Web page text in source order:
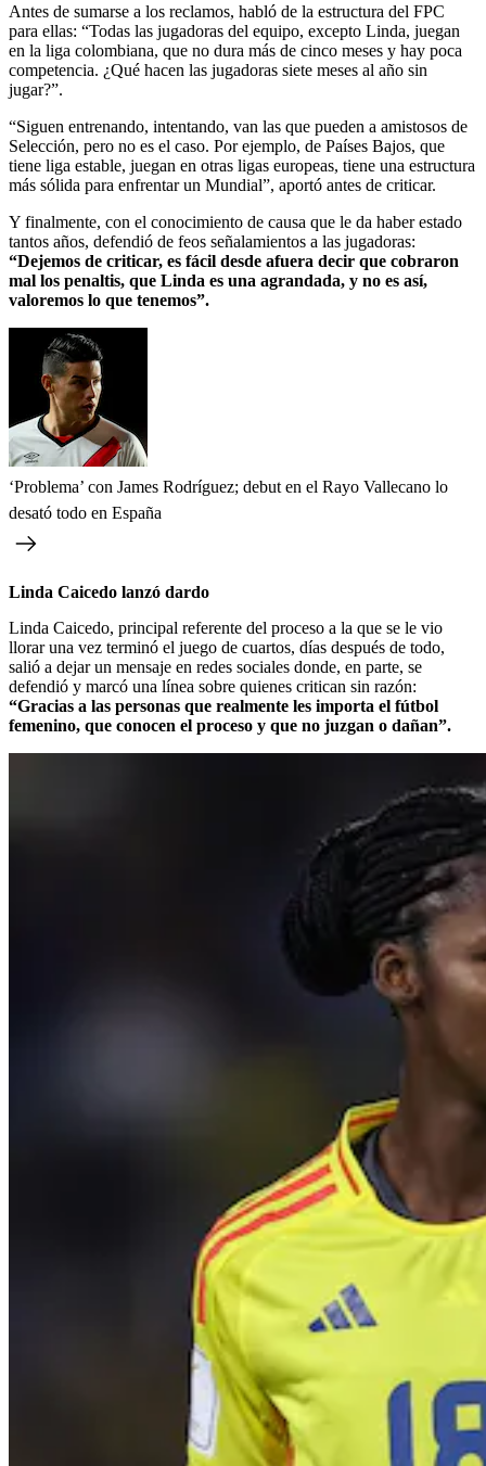
Antes de sumarse a los reclamos, habló de la estructura del FPC
para ellas: “Todas las jugadoras del equipo, excepto Linda, juegan
en la liga colombiana, que no dura más de cinco meses y hay poca
competencia. ¿Qué hacen las jugadoras siete meses al año sin
jugar?”.
“Siguen entrenando, intentando, van las que pueden a amistosos de
Selección, pero no es el caso. Por ejemplo, de Países Bajos, que
tiene liga estable, juegan en otras ligas europeas, tiene una estructura
más sólida para enfrentar un Mundial”, aportó antes de criticar.
Y finalmente, con el conocimiento de causa que le da haber estado
tantos años, defendió de feos señalamientos a las jugadoras:
“Dejemos de criticar, es fácil desde afuera decir que cobraron
mal los penaltis, que Linda es una agrandada, y no es así,
valoremos lo que tenemos”.
‘Problema’ con James Rodríguez; debut en el Rayo Vallecano lo
desató todo en España
Linda Caicedo lanzó dardo
Linda Caicedo, principal referente del proceso a la que se le vio
llorar una vez terminó el juego de cuartos, días después de todo,
salió a dejar un mensaje en redes sociales donde, en parte, se
defendió y marcó una línea sobre quienes critican sin razón:
“Gracias a las personas que realmente les importa el fútbol
femenino, que conocen el proceso y que no juzgan o dañan”.